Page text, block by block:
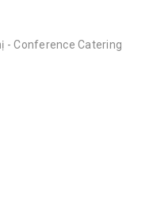
- Conference Catering